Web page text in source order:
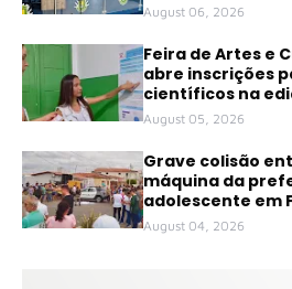
August 06, 2026
Feira de Artes e
abre inscrições
científicos na
August 05, 2026
Grave colisão
máquina da
adolescente em
August 04, 2026